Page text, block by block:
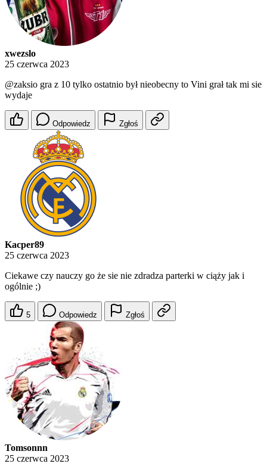
xwezslo
25 czerwca 2023
@zaksio gra z 10 tylko ostatnio był nieobecny to Vini grał tak mi sie
wydaje
Odpowiedz Zgłoś
Kacper89
25 czerwca 2023
Ciekawe czy nauczy go że sie nie zdradza parterki w ciąży jak i
ogólnie ;)
5 Odpowiedz Zgłoś
Tomsonnn
25 czerwca 2023